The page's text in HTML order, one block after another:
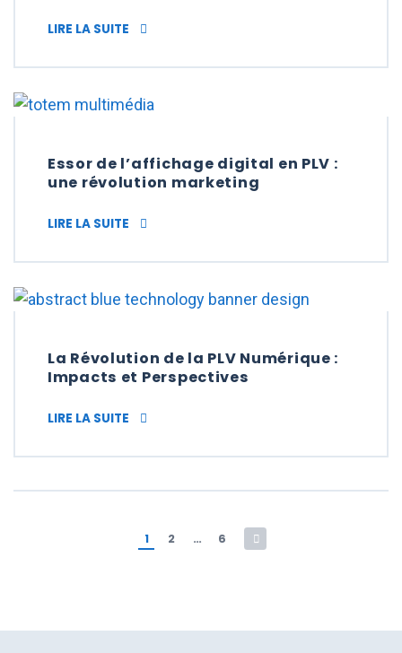
LIRE LA SUITE INTRODUCTION À LA SIGNALÉTIQUE
Essor de l’affichage digital en PLV :
une révolution marketing
LIRE LA SUITE ESSOR DE L’AFFICHAGE DIGITAL EN PLV :
La Révolution de la PLV Numérique :
Impacts et Perspectives
LIRE LA SUITE LA RÉVOLUTION DE LA PLV NUMÉRIQUE :
Pagination des
1 2 … 6